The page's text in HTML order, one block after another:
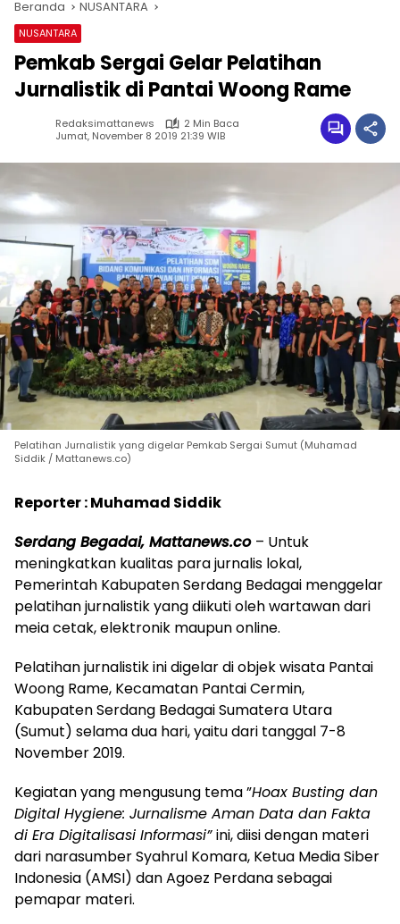
Beranda NUSANTARA
NUSANTARA
Pemkab Sergai Gelar Pelatihan
Jurnalistik di Pantai Woong Rame
Redaksimattanews
2 Min Baca
Jumat, November 8 2019 21:39 WIB
Pelatihan Jurnalistik yang digelar Pemkab Sergai Sumut (Muhamad
Siddik / Mattanews.co)
Reporter : Muhamad Siddik
Serdang Begadai, Mattanews.co – Untuk
meningkatkan kualitas para jurnalis lokal,
Pemerintah Kabupaten Serdang Bedagai menggelar
pelatihan jurnalistik yang diikuti oleh wartawan dari
meia cetak, elektronik maupun online.
Pelatihan jurnalistik ini digelar di objek wisata Pantai
Woong Rame, Kecamatan Pantai Cermin,
Kabupaten Serdang Bedagai Sumatera Utara
(Sumut) selama dua hari, yaitu dari tanggal 7-8
November 2019.
Kegiatan yang mengusung tema ”Hoax Busting dan
Digital Hygiene: Jurnalisme Aman Data dan Fakta
di Era Digitalisasi Informasi”ini, diisi dengan materi
dari narasumber Syahrul Komara, Ketua Media Siber
Indonesia (AMSI) dan Agoez Perdana sebagai
pemapar materi.